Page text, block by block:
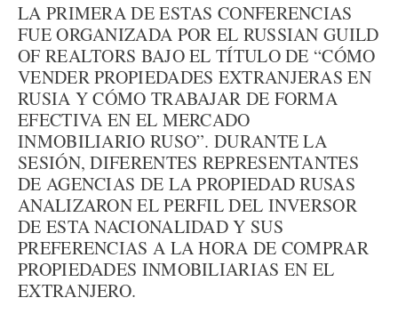
LA PRIMERA DE ESTAS CONFERENCIAS
FUE ORGANIZADA POR EL RUSSIAN GUILD
OF REALTORS BAJO EL TÍTULO DE “CÓMO
VENDER PROPIEDADES EXTRANJERAS EN
RUSIA Y CÓMO TRABAJAR DE FORMA
EFECTIVA EN EL MERCADO
INMOBILIARIO RUSO”. DURANTE LA
SESIÓN, DIFERENTES REPRESENTANTES
DE AGENCIAS DE LA PROPIEDAD RUSAS
ANALIZARON EL PERFIL DEL INVERSOR
DE ESTA NACIONALIDAD Y SUS
PREFERENCIAS A LA HORA DE COMPRAR
PROPIEDADES INMOBILIARIAS EN EL
EXTRANJERO.